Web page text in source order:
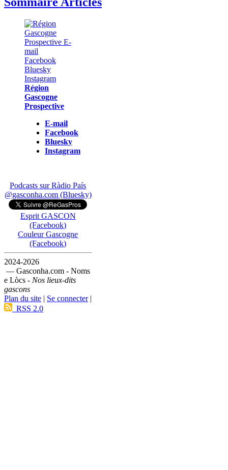
Région
Gascogne
Prospective
E-mail
Facebook
Bluesky
Instagram
Podcasts sur Ràdio País
@gasconha.com (Bluesky)
Esprit GASCON
(Facebook)
Couleur Gascogne
(Facebook)
2024-2026
— Gasconha.com - Noms
e Lòcs - Nos lieux-dits
gascons
Plan du site | Se connecter|
RSS 2.0